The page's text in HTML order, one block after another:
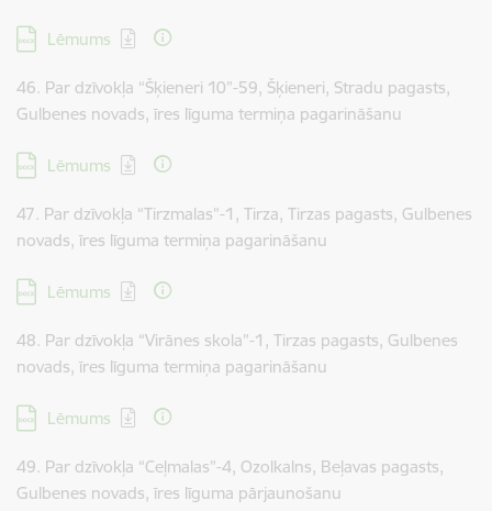
Lejupielādēt:
Lēmums
46. Par dzīvokļa “Šķieneri 10”-59, Šķieneri, Stradu pagasts,
Gulbenes novads, īres līguma termiņa pagarināšanu
Lejupielādēt:
Lēmums
47. Par dzīvokļa “Tirzmalas”-1, Tirza, Tirzas pagasts, Gulbenes
novads, īres līguma termiņa pagarināšanu
Lejupielādēt:
Lēmums
48. Par dzīvokļa “Virānes skola”-1, Tirzas pagasts, Gulbenes
novads, īres līguma termiņa pagarināšanu
Lejupielādēt:
Lēmums
49. Par dzīvokļa “Ceļmalas”-4, Ozolkalns, Beļavas pagasts,
Gulbenes novads, īres līguma pārjaunošanu